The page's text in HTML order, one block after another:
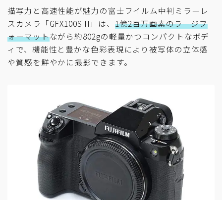
描写力と高速性能が魅力の富士フイルム中判ミラーレ
スカメラ「GFX100S II」は、1億2百万画素のラージフ
ォーマットながら約802gの軽量かつコンパクトなボデ
ィで、機能性と豊かな色彩表現により被写体の立体感
や質感を鮮やかに撮影できます。